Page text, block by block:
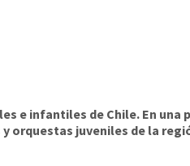
e infantiles de Chile. En
orquestas juveniles de la